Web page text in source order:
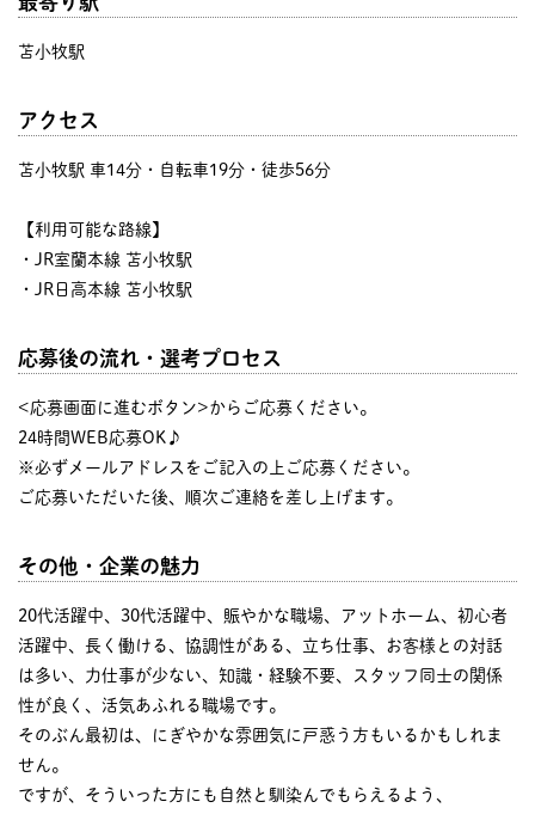
苫小牧駅
アクセス
苫小牧駅 車14分・自転車19分・徒歩56分
【利用可能な路線】
・JR室蘭本線 苫小牧駅
・JR日高本線 苫小牧駅
応募後の流れ・選考プロセス
<応募画面に進むボタン>からご応募ください。
24時間WEB応募OK♪
※必ずメールアドレスをご記入の上ご応募ください。
ご応募いただいた後、順次ご連絡を差し上げます。
その他・企業の魅力
20代活躍中、30代活躍中、賑やかな職場、アットホーム、初心者
活躍中、長く働ける、協調性がある、立ち仕事、お客様との対話
は多い、力仕事が少ない、知識・経験不要、スタッフ同士の関係
性が良く、活気あふれる職場です。
そのぶん最初は、にぎやかな雰囲気に戸惑う方もいるかもしれま
せん。
ですが、そういった方にも自然と馴染んでもらえるよう、